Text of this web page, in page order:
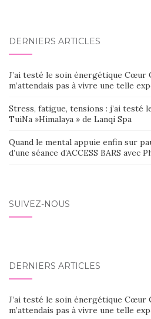
DERNIERS ARTICLES
J’ai testé le soin énergétique Cœur
m’attendais pas à vivre une telle
Stress, fatigue, tensions : j’ai testé
TuiNa »Himalaya » de Lanqi Spa
Quand le mental appuie enfin sur
d’une séance d’ACCESS BARS avec
SUIVEZ-NOUS
DERNIERS ARTICLES
J’ai testé le soin énergétique Cœur
m’attendais pas à vivre une telle